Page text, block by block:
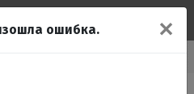
✕
ошибка.